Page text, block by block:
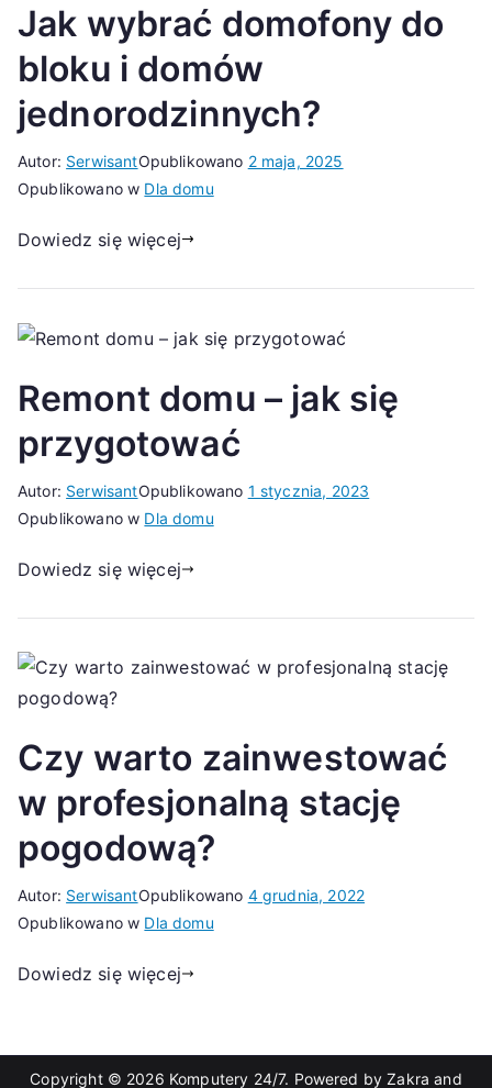
Jak wybrać domofony do
bloku i domów
jednorodzinnych?
Autor: SerwisantOpublikowano 2 maja, 2025
Opublikowano w Dla domu
Dowiedz się więcej
Remont domu – jak się
przygotować
Autor: SerwisantOpublikowano 1 stycznia, 2023
Opublikowano w Dla domu
Dowiedz się więcej
Czy warto zainwestować
w profesjonalną stację
pogodową?
Autor: SerwisantOpublikowano 4 grudnia, 2022
Opublikowano w Dla domu
Dowiedz się więcej
Copyright © 2026 Komputery 24/7. Powered byZakra and